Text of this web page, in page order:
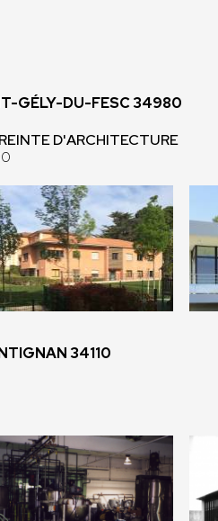
GÉLY-DU-FESC 34980
D'ARCHITECTURE
34110